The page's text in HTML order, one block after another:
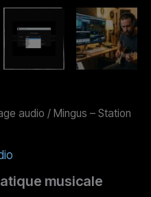
audio / Mingus – Station
musicale